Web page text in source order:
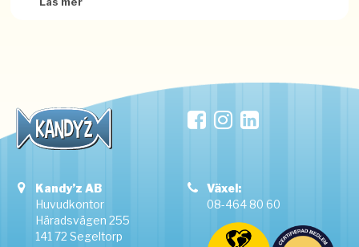
Kandyz AB
Huvudkontor
Häradsvägen 255
141 72 Segeltorp
Växel:
08-464 80 60